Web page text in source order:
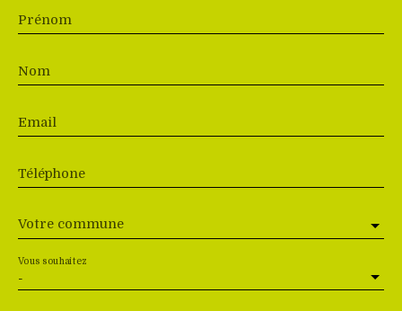
Prénom
Nom
Email
Téléphone
Votre commune
-
Vous souhaitez